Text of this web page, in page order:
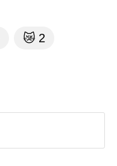
😿 2